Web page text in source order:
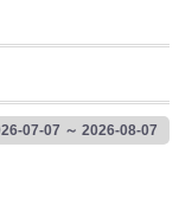
07-07 ～ 2026-08-07